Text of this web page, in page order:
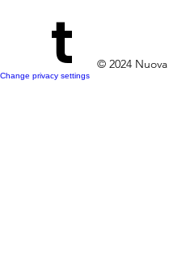
t
© 2024
Change privacy settings